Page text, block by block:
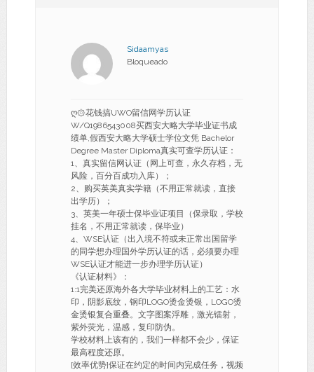
Sidaamyas
Bloqueado
ღ۞花钱搞UWO留信网学历认证
W/Q1986543008买西安大略大学毕业证书成
绩单,假西安大略大学硕士学位文凭 Bachelor
Degree Master Diploma真实可查学历认证：
1、真实留信网认证（网上可查，永久存档，无
风险，百分百成功入库）；
2、购买英美真实学籍（不用正常就读，直接
出学历）；
3、英美一年硕士保毕业证项目（保录取，学校
挂名，不用正常就读，保毕业）
4、WSE认证（出入境不符或未正常出国留学
的同学想办理国外学历认证的话，必须要办理
WSE认证才能进一步办理学历认证）
《认证材料》：
1:1完美还原海外各大学毕业材料上的工艺：水
印，阴影底纹，钢印LOGO烫金烫银，LOGO烫
金烫银复合重叠。文字图案浮雕，激光镭射，
紫外荧光，温感，复印防伪。
学校材料上该有的，我们一样都不会少，保证
最高程度还原。
[效率优势]保证在约定的时间内完成任务，视频